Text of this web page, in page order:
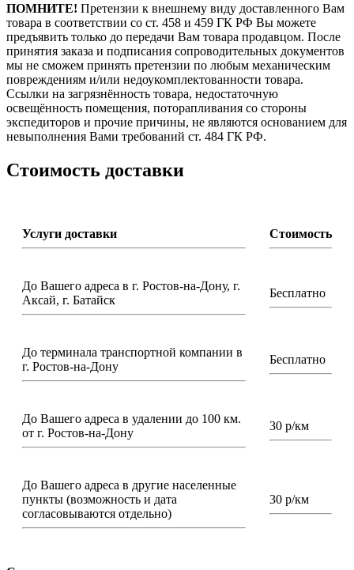
ПОМНИТЕ! Претензии к внешнему виду доставленного Вам
товара в соответствии со ст. 458 и 459 ГК РФ Вы можете
предъявить только до передачи Вам товара продавцом. После
принятия заказа и подписания сопроводительных документов
мы не сможем принять претензии по любым механическим
повреждениям и/или недоукомплектованности товара.
Ссылки на загрязнённость товара, недостаточную
освещённость помещения, поторапливания со стороны
экспедиторов и прочие причины, не являются основанием для
невыполнения Вами требований ст. 484 ГК РФ.
Стоимость доставки
Услуги доставки Стоимость
До Вашего адреса в г. Ростов-на-Дону, г.
Аксай, г. Батайск
Бесплатно
До терминала транспортной компании в
г. Ростов-на-Дону
Бесплатно
До Вашего адреса в удалении до 100 км.
от г. Ростов-на-Дону
30 р/км
До Вашего адреса в другие населенные
пункты (возможность и дата
согласовываются отдельно)
30 р/км